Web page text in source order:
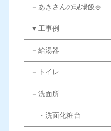
－あきさんの現場飯🍚
▼工事例
－給湯器
－トイレ
－洗面所
・洗面化粧台